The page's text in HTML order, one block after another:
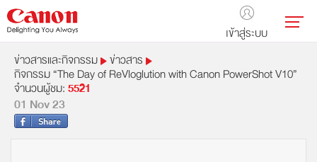
เข้าสู่ระบบ
ข่าวสารและกิจกรรม
ข่าวสาร
กิจกรรม “The Day of ReVloglution with Canon PowerShot V10”
จำนวนผู้ชม:5521
01 Nov 23